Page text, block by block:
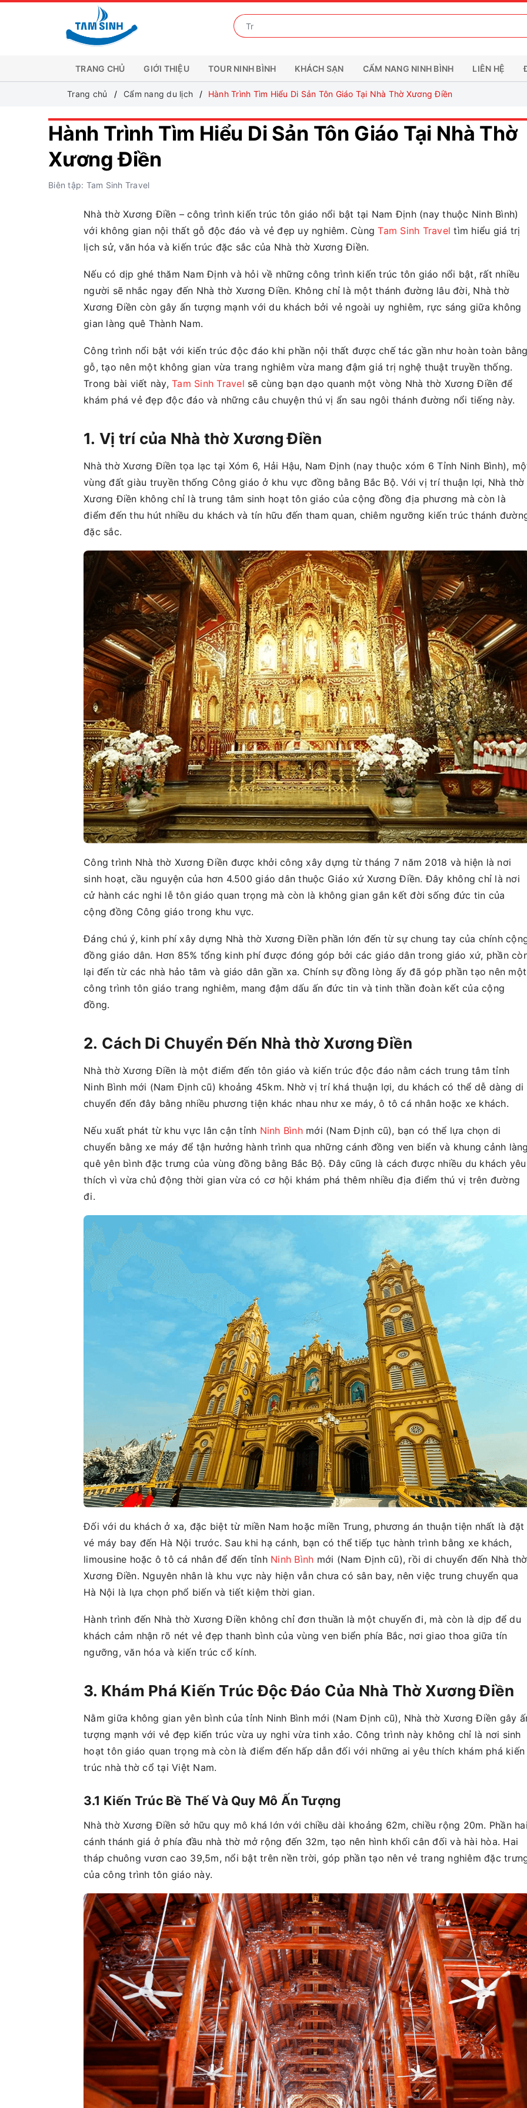
TRANG CHỦ GIỚI THIỆU TOUR NINH BÌNH KHÁCH SẠN CẨM NANG NINH BÌNH LIÊN HỆ
Trang chủ Cẩm nang du lịch Hành Trình Tìm Hiểu Di Sản Tôn Giáo Tại Nhà Thờ Xương Điền
Hành Trình Tìm Hiểu Di Sản Tôn Giáo Tại Nhà Thờ
Xương Điền
Biên tập: Tam Sinh Travel
Nhà thờ Xương Điền – công trình kiến trúc tôn giáo nổi bật tại Nam Định (nay thuộc Ninh Bình)
với không gian nội thất gỗ độc đáo và vẻ đẹp uy nghiêm. CùngTam Sinh Travel tìm hiểu giá trị
lịch sử, văn hóa và kiến trúc đặc sắc của Nhà thờ Xương Điền.
Nếu có dịp ghé thăm Nam Định và hỏi về những công trình kiến trúc tôn giáo nổi bật, rất nhiều
người sẽ nhắc ngay đến Nhà thờ Xương Điền. Không chỉ là một thánh đường lâu đời, Nhà thờ
Xương Điền còn gây ấn tượng mạnh với du khách bởi vẻ ngoài uy nghiêm, rực sáng giữa không
gian làng quê Thành Nam.
Công trình nổi bật với kiến trúc độc đáo khi phần nội thất được chế tác gần như hoàn toàn
gỗ, tạo nên một không gian vừa trang nghiêm vừa mang đậm giá trị nghệ thuật truyền thống.
Trong bài viết này, Tam Sinh Travel sẽ cùng bạn dạo quanh một vòng Nhà thờ Xương Điền để
khám phá vẻ đẹp độc đáo và những câu chuyện thú vị ẩn sau ngôi thánh đường nổi tiếng này.
1. Vị trí của Nhà thờ Xương Điền
Nhà thờ Xương Điền tọa lạc tại Xóm 6, Hải Hậu, Nam Định (nay thuộc xóm 6 Tỉnh Ninh Bình),
vùng đất giàu truyền thống Công giáo ở khu vực đồng bằng Bắc Bộ. Với vị trí thuận lợi, Nhà thờ
Xương Điền không chỉ là trung tâm sinh hoạt tôn giáo của cộng đồng địa phương mà còn là
điểm đến thu hút nhiều du khách và tín hữu đến tham quan, chiêm ngưỡng kiến trúc thánh
đặc sắc.
Công trình Nhà thờ Xương Điền được khởi công xây dựng từ tháng 7 năm 2018 và hiện là nơi
sinh hoạt, cầu nguyện của hơn 4.500 giáo dân thuộc Giáo xứ Xương Điền. Đây không chỉ là nơi
cử hành các nghi lễ tôn giáo quan trọng mà còn là không gian gắn kết đời sống đức tin của
cộng đồng Công giáo trong khu vực.
Đáng chú ý, kinh phí xây dựng Nhà thờ Xương Điền phần lớn đến từ sự chung tay của chính
đồng giáo dân. Hơn 85% tổng kinh phí được đóng góp bởi các giáo dân trong giáo xứ, phần
lại đến từ các nhà hảo tâm và giáo dân gần xa. Chính sự đồng lòng ấy đã góp phần tạo nên một
công trình tôn giáo trang nghiêm, mang đậm dấu ấn đức tin và tinh thần đoàn kết của cộng
đồng.
2. Cách Di Chuyển Đến Nhà thờ Xương Điền
Nhà thờ Xương Điền là một điểm đến tôn giáo và kiến trúc độc đáo nằm cách trung tâm tỉnh
Ninh Bình mới (Nam Định cũ) khoảng 45km. Nhờ vị trí khá thuận lợi, du khách có thể dễ dàng di
chuyển đến đây bằng nhiều phương tiện khác nhau như xe máy, ô tô cá nhân hoặc xe khách.
Nếu xuất phát từ khu vực lân cận tỉnh Ninh Bìnhmới (Nam Định cũ), bạn có thể lựa chọn di
chuyển bằng xe máy để tận hưởng hành trình qua những cánh đồng ven biển và khung cảnh
quê yên bình đặc trưng của vùng đồng bằng Bắc Bộ. Đây cũng là cách được nhiều du khách yêu
thích vì vừa chủ động thời gian vừa có cơ hội khám phá thêm nhiều địa điểm thú vị trên đường
đi.
Đối với du khách ở xa, đặc biệt từ miền Nam hoặc miền Trung, phương án thuận tiện nhất là đặt
vé máy bay đến Hà Nội trước. Sau khi hạ cánh, bạn có thể tiếp tục hành trình bằng xe khách,
limousine hoặc ô tô cá nhân để đến tỉnh Ninh Bình mới (Nam Định cũ), rồi di chuyển đến Nhà thờ
Xương Điền. Nguyên nhân là khu vực này hiện vẫn chưa có sân bay, nên việc trung chuyển qua
Hà Nội là lựa chọn phổ biến và tiết kiệm thời gian.
Hành trình đến Nhà thờ Xương Điền không chỉ đơn thuần là một chuyến đi, mà còn là dịp để du
khách cảm nhận rõ nét vẻ đẹp thanh bình của vùng ven biển phía Bắc, nơi giao thoa giữa tín
ngưỡng, văn hóa và kiến trúc cổ kính.
3. Khám Phá Kiến Trúc Độc Đáo Của Nhà Thờ Xương Điền
Nằm giữa không gian yên bình của tỉnh Ninh Bình mới (Nam Định cũ), Nhà thờ Xương Điền gây
tượng mạnh với vẻ đẹp kiến trúc vừa uy nghi vừa tinh xảo. Công trình này không chỉ là nơi sinh
hoạt tôn giáo quan trọng mà còn là điểm đến hấp dẫn đối với những ai yêu thích khám phá kiến
trúc nhà thờ cổ tại Việt Nam.
3.1 Kiến Trúc Bề Thế Và Quy Mô Ấn Tượng
Nhà thờ Xương Điền sở hữu quy mô khá lớn với chiều dài khoảng 62m, chiều rộng 20m. Phần
cánh thánh giá ở phía đầu nhà thờ mở rộng đến 32m, tạo nên hình khối cân đối và hài hòa. Hai
tháp chuông vươn cao 39,5m, nổi bật trên nền trời, góp phần tạo nên vẻ trang nghiêm đặc
của công trình tôn giáo này.